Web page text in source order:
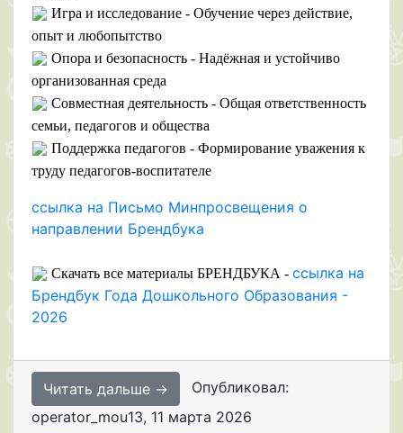
Игра и исследование - Обучение через действие,
опыт и любопытство
Опора и безопасность - Надёжная и устойчиво
организованная среда
Совместная деятельность - Общая ответственность
семьи, педагогов и общества
Поддержка педагогов - Формирование уважения к
труду педагогов-воспитателе
ссылка на Письмо Минпросвещения о
направлении Брендбука
Скачать все материалы БРЕНДБУКА - ссылка на
Брендбук Года Дошкольного Образования -
2026
Читать дальше →
Опубликовал:
operator_mou13, 11 марта 2026